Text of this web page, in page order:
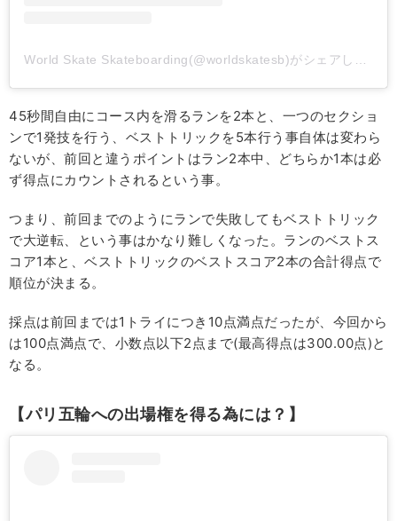
45秒間自由にコース内を滑るランを2本と、一つのセクショ
ンで1発技を行う、ベストトリックを5本行う事自体は変わら
ないが、前回と違うポイントはラン2本中、どちらか1本は必
ず得点にカウントされるという事。
つまり、前回までのようにランで失敗してもベストトリック
で大逆転、という事はかなり難しくなった。ランのベストス
コア1本と、ベストトリックのベストスコア2本の合計得点で
順位が決まる。
採点は前回までは1トライにつき10点満点だったが、今回から
は100点満点で、小数点以下2点まで(最高得点は300.00点)と
なる。
【パリ五輪への出場権を得る為には？】